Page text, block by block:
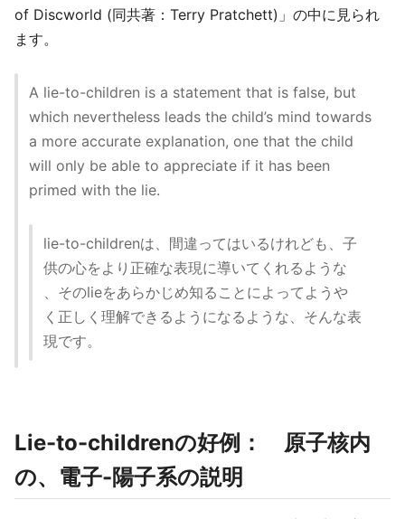
of Discworld (同共著：Terry Pratchett)」の中に見られ
ます。
A lie-to-children is a statement that is false, but
which nevertheless leads the child’s mind towards
a more accurate explanation, one that the child
will only be able to appreciate if it has been
primed with the lie.
lie-to-childrenは、間違ってはいるけれども、子
供の心をより正確な表現に導いてくれるような
、そのlieをあらかじめ知ることによってようや
く正しく理解できるようになるような、そんな表
現です。
Lie-to-childrenの好例： 原子核内
の、電子-陽子系の説明